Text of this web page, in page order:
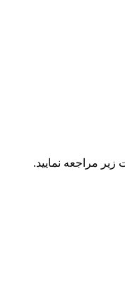
مراجعه نمایید.